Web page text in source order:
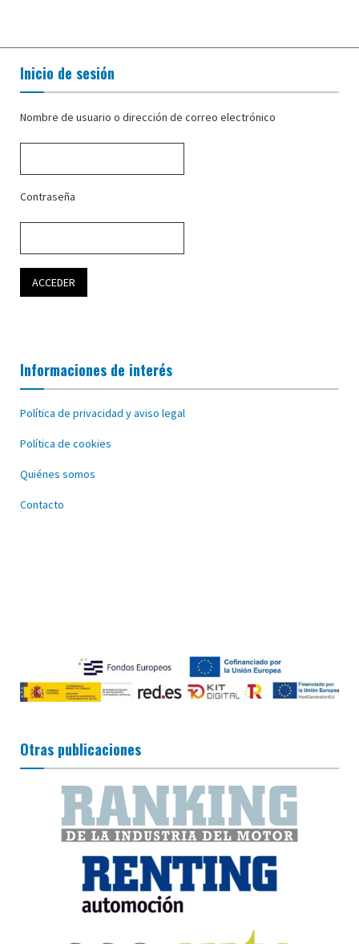
Inicio de sesión
Nombre de usuario o dirección de correo electrónico
Contraseña
Informaciones de interés
Política de privacidad y aviso legal
Política de cookies
Quiénes somos
Contacto
Otras publicaciones